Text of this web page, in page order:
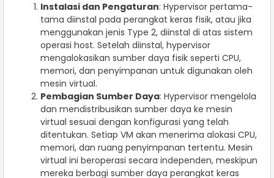
Instalasi dan Pengaturan: Hypervisor pertama-
tama diinstal pada perangkat keras fisik, atau jika
menggunakan jenis Type 2, diinstal di atas sistem
operasi host. Setelah diinstal, hypervisor
mengalokasikan sumber daya fisik seperti CPU,
memori, dan penyimpanan untuk digunakan oleh
mesin virtual.
Pembagian Sumber Daya: Hypervisor mengelola
dan mendistribusikan sumber daya ke mesin
virtual sesuai dengan konfigurasi yang telah
ditentukan. Setiap VM akan menerima alokasi CPU,
memori, dan ruang penyimpanan tertentu. Mesin
virtual ini beroperasi secara independen, meskipun
mereka berbagi sumber daya perangkat keras